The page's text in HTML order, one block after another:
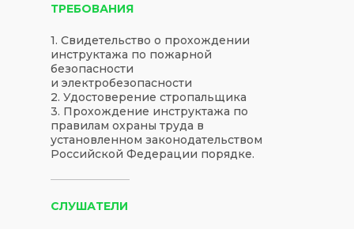
СЛУШАТЕЛИ
ТРЕБОВАНИЯ
1. Свидетельство о прохождении
инструктажа по пожарной
безопасности
и электробезопасности
2. Удостоверение стропальщика
3. Прохождение инструктажа по
правилам охраны труда в
установленном законодательством
Российской Федерации порядке.